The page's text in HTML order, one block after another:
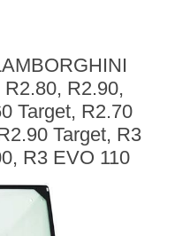
R2.90,
Target, R2.70
Target, R3
R3 EVO 110